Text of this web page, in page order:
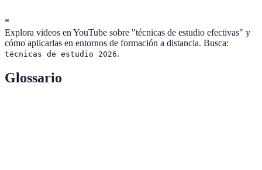
*
Explora videos en YouTube sobre "técnicas de estudio efectivas" y
cómo aplicarlas en entornos de formación a distancia. Busca:
técnicas de estudio 2026.
Glossario